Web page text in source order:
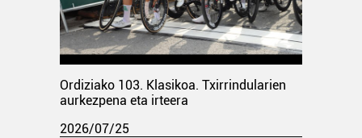
Ordiziako 103. Klasikoa. Txirrindularien
aurkezpena eta irteera
2026/07/25